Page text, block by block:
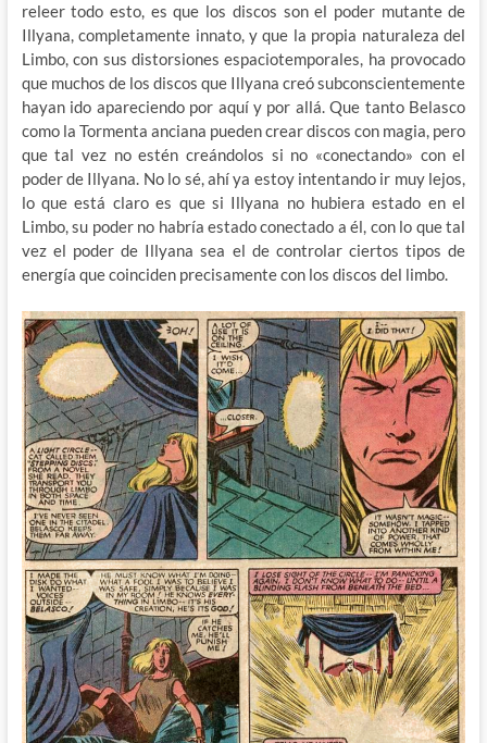
releer todo esto, es que los discos son el poder mutante de
Illyana, completamente innato, y que la propia naturaleza del
Limbo, con sus distorsiones espaciotemporales, ha provocado
que muchos de los discos que Illyana creó subconscientemente
hayan ido apareciendo por aquí y por allá. Que tanto Belasco
como la Tormenta anciana pueden crear discos con magia, pero
que tal vez no estén creándolos si no «conectando» con el
poder de Illyana. No lo sé, ahí ya estoy intentando ir muy lejos,
lo que está claro es que si Illyana no hubiera estado en el
Limbo, su poder no habría estado conectado a él, con lo que tal
vez el poder de Illyana sea el de controlar ciertos tipos de
energía que coinciden precisamente con los discos del limbo.